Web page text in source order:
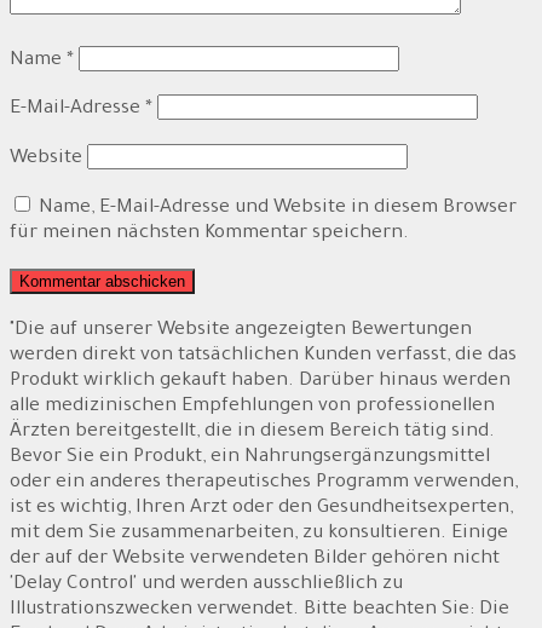
Name *
E-Mail-Adresse *
Website
Name, E-Mail-Adresse und Website in diesem Browser
für meinen nächsten Kommentar speichern.
"Die auf unserer Website angezeigten Bewertungen
werden direkt von tatsächlichen Kunden verfasst, die das
Produkt wirklich gekauft haben. Darüber hinaus werden
alle medizinischen Empfehlungen von professionellen
Ärzten bereitgestellt, die in diesem Bereich tätig sind.
Bevor Sie ein Produkt, ein Nahrungsergänzungsmittel
oder ein anderes therapeutisches Programm verwenden,
ist es wichtig, Ihren Arzt oder den Gesundheitsexperten,
mit dem Sie zusammenarbeiten, zu konsultieren. Einige
der auf der Website verwendeten Bilder gehören nicht
'Delay Control' und werden ausschließlich zu
Illustrationszwecken verwendet. Bitte beachten Sie: Die